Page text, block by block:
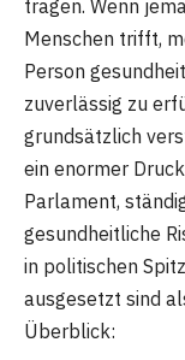
tragen. Wenn
Menschen trifft,
Person
zuverlässig zu
grundsätzlich
ein enormer
Parlament,
gesundheitliche
in politischen
ausgesetzt sind
Überblick: